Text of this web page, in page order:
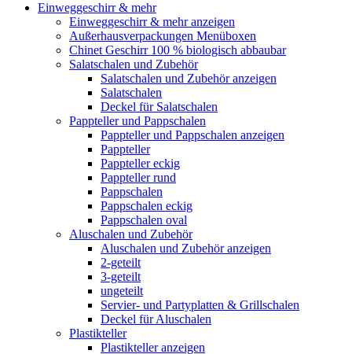
Einweggeschirr & mehr
Einweggeschirr & mehr anzeigen
Außerhausverpackungen Menüboxen
Chinet Geschirr 100 % biologisch abbaubar
Salatschalen und Zubehör
Salatschalen und Zubehör anzeigen
Salatschalen
Deckel für Salatschalen
Pappteller und Pappschalen
Pappteller und Pappschalen anzeigen
Pappteller
Pappteller eckig
Pappteller rund
Pappschalen
Pappschalen eckig
Pappschalen oval
Aluschalen und Zubehör
Aluschalen und Zubehör anzeigen
2-geteilt
3-geteilt
ungeteilt
Servier- und Partyplatten & Grillschalen
Deckel für Aluschalen
Plastikteller
Plastikteller anzeigen